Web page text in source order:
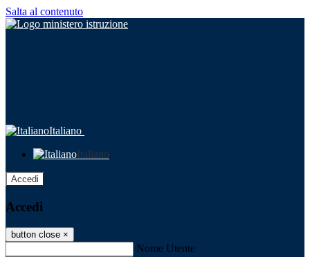
Salta al contenuto
Italiano
Italiano
Accedi
Accedi
button close ×
Nome Utente